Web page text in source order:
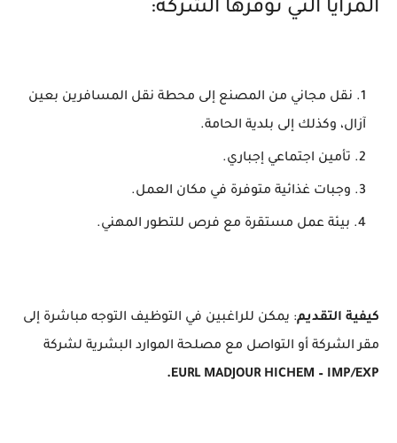
المزايا التي توفرها الشركة:
نقل مجاني من المصنع إلى محطة نقل المسافرين بعين
آزال، وكذلك إلى بلدية الحامة.
تأمين اجتماعي إجباري.
وجبات غذائية متوفرة في مكان العمل.
بيئة عمل مستقرة مع فرص للتطور المهني.
كيفية التقديم: يمكن للراغبين في التوظيف التوجه مباشرة إلى
مقر الشركة أو التواصل مع مصلحة الموارد البشرية لشركة
EURL MADJOUR HICHEM – IMP/EXP.